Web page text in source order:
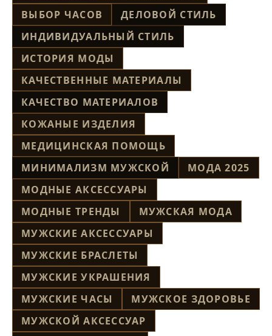
ВЫБОР ЧАСОВ
ДЕЛОВОЙ СТИЛЬ
ИНДИВИДУАЛЬНЫЙ СТИЛЬ
ИСТОРИЯ МОДЫ
КАЧЕСТВЕННЫЕ МАТЕРИАЛЫ
КАЧЕСТВО МАТЕРИАЛОВ
КОЖАНЫЕ ИЗДЕЛИЯ
МЕДИЦИНСКАЯ ПОМОЩЬ
МИНИМАЛИЗМ МУЖСКОЙ
МОДА 2025
МОДНЫЕ АКСЕССУАРЫ
МОДНЫЕ ТРЕНДЫ
МУЖСКАЯ МОДА
МУЖСКИЕ АКСЕССУАРЫ
МУЖСКИЕ БРАСЛЕТЫ
МУЖСКИЕ УКРАШЕНИЯ
МУЖСКИЕ ЧАСЫ
МУЖСКОЕ ЗДОРОВЬЕ
МУЖСКОЙ АКСЕССУАР